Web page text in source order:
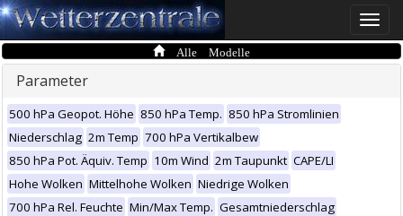
Toggle
Alle Modelle
Parameter
500 hPa Geopot. Höhe 850 hPa Temp. 850 hPa Stromlinien
Niederschlag 2m Temp 700 hPa Vertikalbew
850 hPa Pot. Äquiv. Temp 10m Wind 2m Taupunkt CAPE/LI
Hohe Wolken Mittelhohe Wolken Niedrige Wolken
700 hPa Rel. Feuchte Min/Max Temp. Gesamtniederschlag